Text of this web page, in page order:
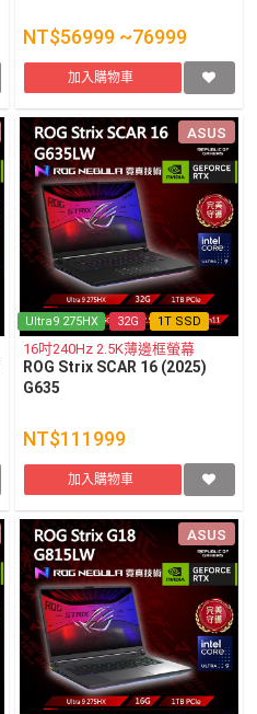
NT$56999 ~76999
加入購物車
ASUS
Ultra9 275HX 32G 1T SSD
16吋240Hz 2.5K薄邊框螢幕
ROG Strix SCAR 16 (2025)
G635
NT$111999
加入購物車
ASUS